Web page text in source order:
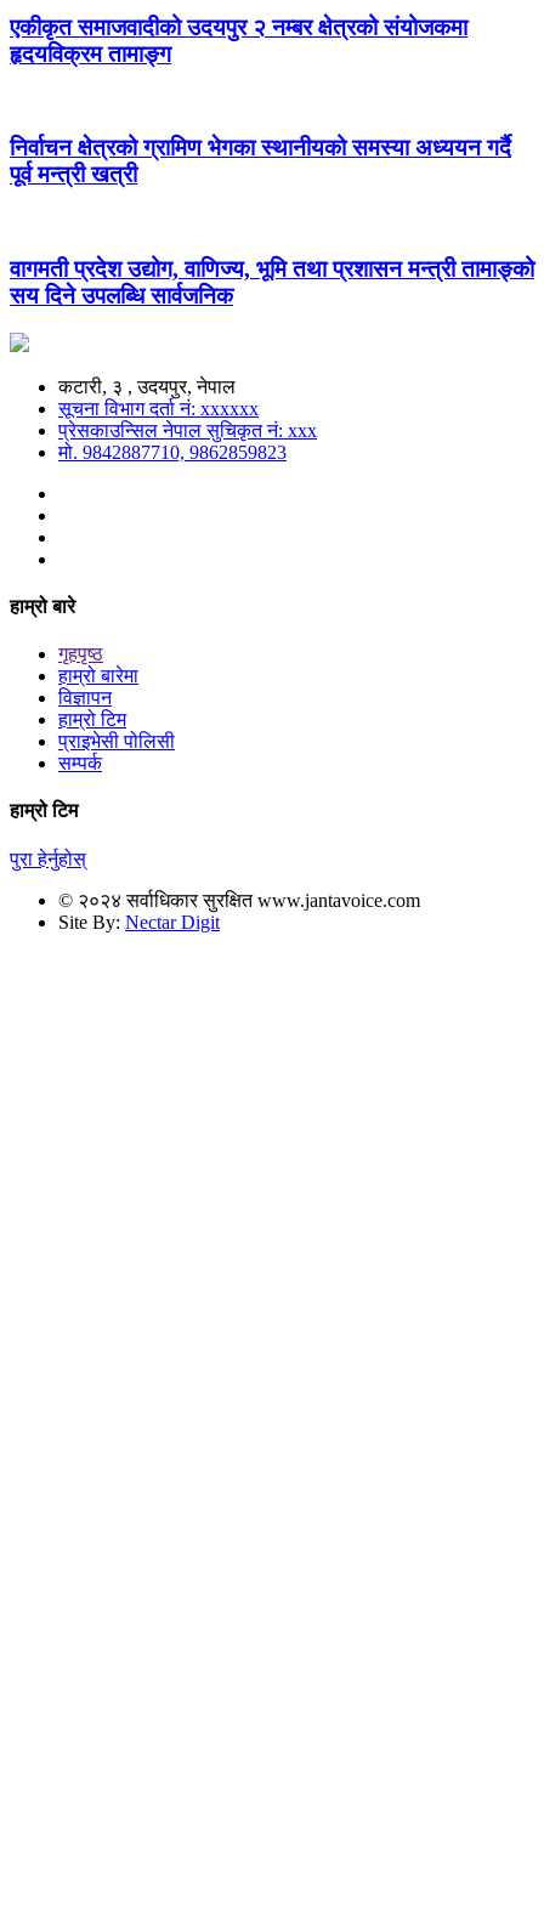
एकीकृत समाजवादीको उदयपुर २ नम्बर क्षेत्रको संयोजकमा
हृदयविक्रम तामाङ्ग
निर्वाचन क्षेत्रको ग्रामिण भेगका स्थानीयको समस्या अध्ययन गर्दै
पूर्व मन्त्री खत्री
वागमती प्रदेश उद्योग, वाणिज्य, भूमि तथा प्रशासन मन्त्री तामाङ्को
सय दिने उपलब्धि सार्वजनिक
कटारी, ३ , उदयपुर, नेपाल
सूचना विभाग दर्ता नं: xxxxxx
प्रेसकाउन्सिल नेपाल सुचिकृत नं: xxx
मो. 9842887710, 9862859823
हाम्रो बारे
गृहपृष्ठ
हाम्रो बारेमा
विज्ञापन
हाम्रो टिम
प्राइभेसी पोलिसी
सम्पर्क
हाम्रो टिम
पुरा हेर्नुहोस्
© २०२४ सर्वाधिकार सुरक्षित www.jantavoice.com
Site By: Nectar Digit